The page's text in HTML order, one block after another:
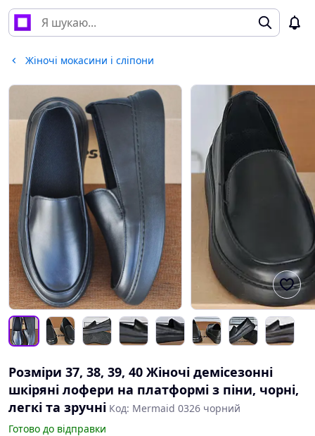
Жіночі мокасини і сліпони
Розміри 37, 38, 39, 40 Жіночі демісезонні
шкіряні лофери на платформі з піни, чорні,
легкі та зручні Код: Mermaid 0326 чорний
Готово до відправки